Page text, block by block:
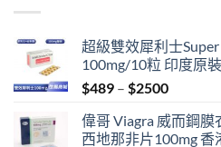
超級雙效犀利士Super
100mg/10粒 印度原
$489 – $2500Price
$489
偉哥 Viagra 威而鋼
西地那非片100mg 香